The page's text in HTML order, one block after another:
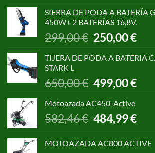
era:
1.055,00 €.
es:
SIERRA DE PODA A BATERÍA
450W+ 2 BATERÍAS 16,8V.
299,00€ El
precio
original
299,00 €.
250,00€El
precio
TIJERA DE PODA A BATERIA
STARK L
650,00€
El
precio
original
650,00 €.
499,00€El
precio
Motoazada AC450-Active
582,46€
El
precio
era:
484,99€El
precio
es:
MOTOAZADA AC800 ACTIVE